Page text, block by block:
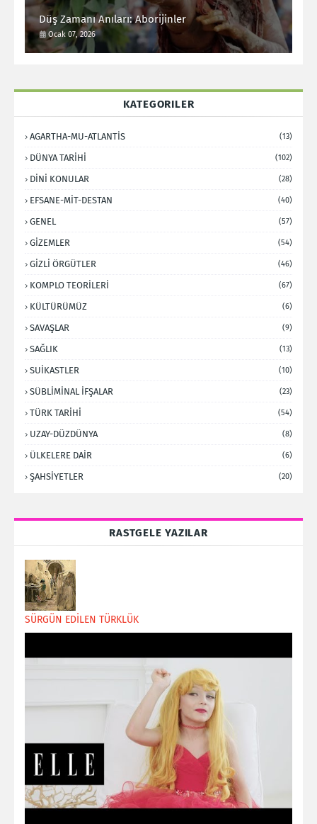
Düş Zamanı Anıları: Aborijinler
Ocak 07, 2026
KATEGORILER
AGARTHA-MU-ATLANTİS (13)
DÜNYA TARİHİ (102)
DİNİ KONULAR (28)
EFSANE-MİT-DESTAN (40)
GENEL (57)
GİZEMLER (54)
GİZLİ ÖRGÜTLER (46)
KOMPLO TEORİLERİ (67)
KÜLTÜRÜMÜZ (6)
SAVAŞLAR (9)
SAĞLIK (13)
SUİKASTLER (10)
SÜBLİMİNAL İFŞALAR (23)
TÜRK TARİHİ (54)
UZAY-DÜZDÜNYA (8)
ÜLKELERE DAİR (6)
ŞAHSİYETLER (20)
RASTGELE YAZILAR
SÜRGÜN EDİLEN TÜRKLÜK